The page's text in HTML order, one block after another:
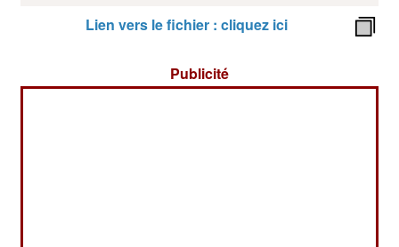
Lien vers le fichier : cliquez ici
Publicité